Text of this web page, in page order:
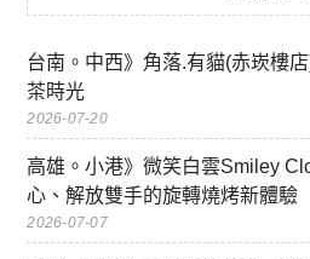
台南。中西》角落.有貓(赤崁樓
茶時光
2026-07-20
高雄。小港》微笑白雲Smiley
心、解放雙手的旋轉燒烤新體驗
2026-07-07